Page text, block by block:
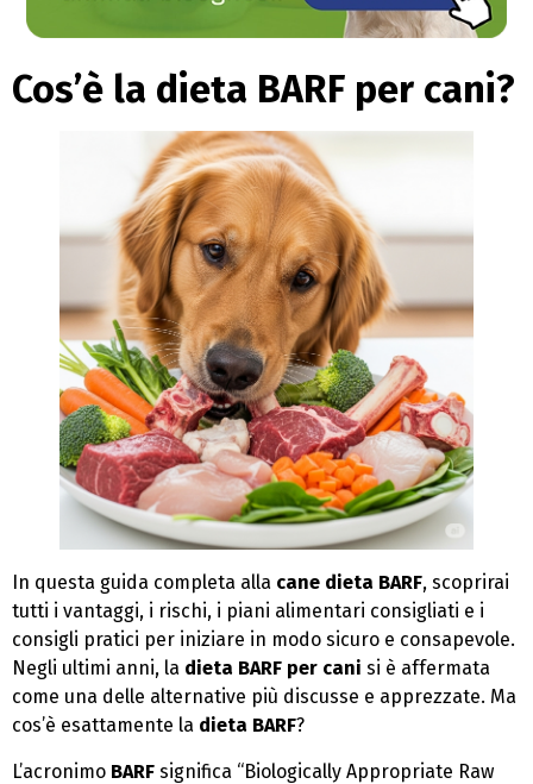
Cos’è la dieta BARF per cani?
In questa guida completa alla cane dieta BARF, scoprirai
tutti i vantaggi, i rischi, i piani alimentari consigliati e i
consigli pratici per iniziare in modo sicuro e consapevole.
Negli ultimi anni, la dieta BARF per cani si è affermata
come una delle alternative più discusse e apprezzate. Ma
cos’è esattamente la dieta BARF?
L’acronimo BARF significa “Biologically Appropriate Raw